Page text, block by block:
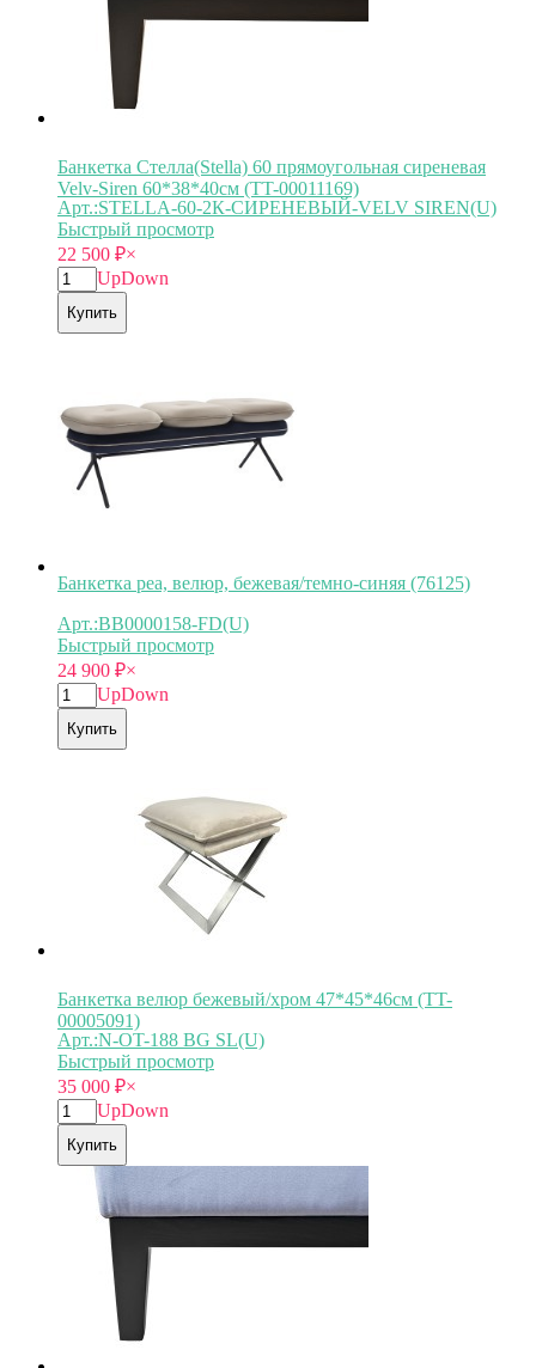
Банкетка Стелла(Stella) 60 прямоугольная сиреневая
Velv-Siren 60*38*40см (TT-00011169)
Арт.:STELLA-60-2К-СИРЕНЕВЫЙ-VELV SIREN(U)
Быстрый просмотр
22 500 ₽×
UpDown
Купить
Банкетка pea, велюр, бежевая/темно-синяя (76125)
Арт.:BB0000158-FD(U)
Быстрый просмотр
24 900 ₽×
UpDown
Купить
Банкетка велюр бежевый/хром 47*45*46см (TT-
00005091)
Арт.:N-OT-188 BG SL(U)
Быстрый просмотр
35 000 ₽×
UpDown
Купить